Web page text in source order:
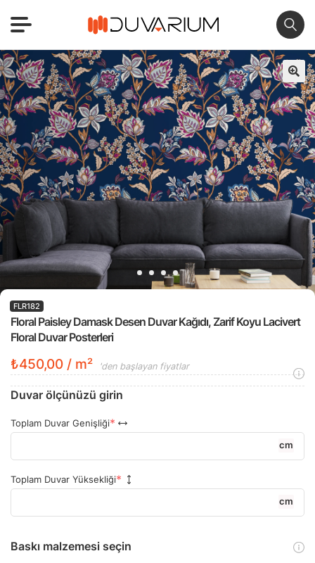
🔍
Floral Paisley Damask Desen Duvar Kağıdı, Zarif Koyu Lacivert
Floral Duvar Posterleri
FLR182
₺450,00 / m² 'den başlayan fiyatlar
Duvar ölçünüzü girin
Toplam Duvar Genişliği
cm
Toplam Duvar Yüksekliği
cm
Baskı malzemesi seçin